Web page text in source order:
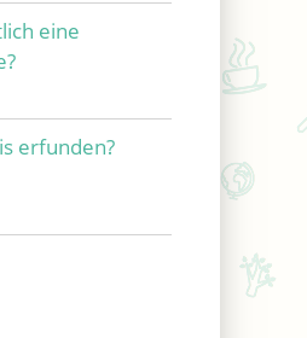
eine
erfunden?